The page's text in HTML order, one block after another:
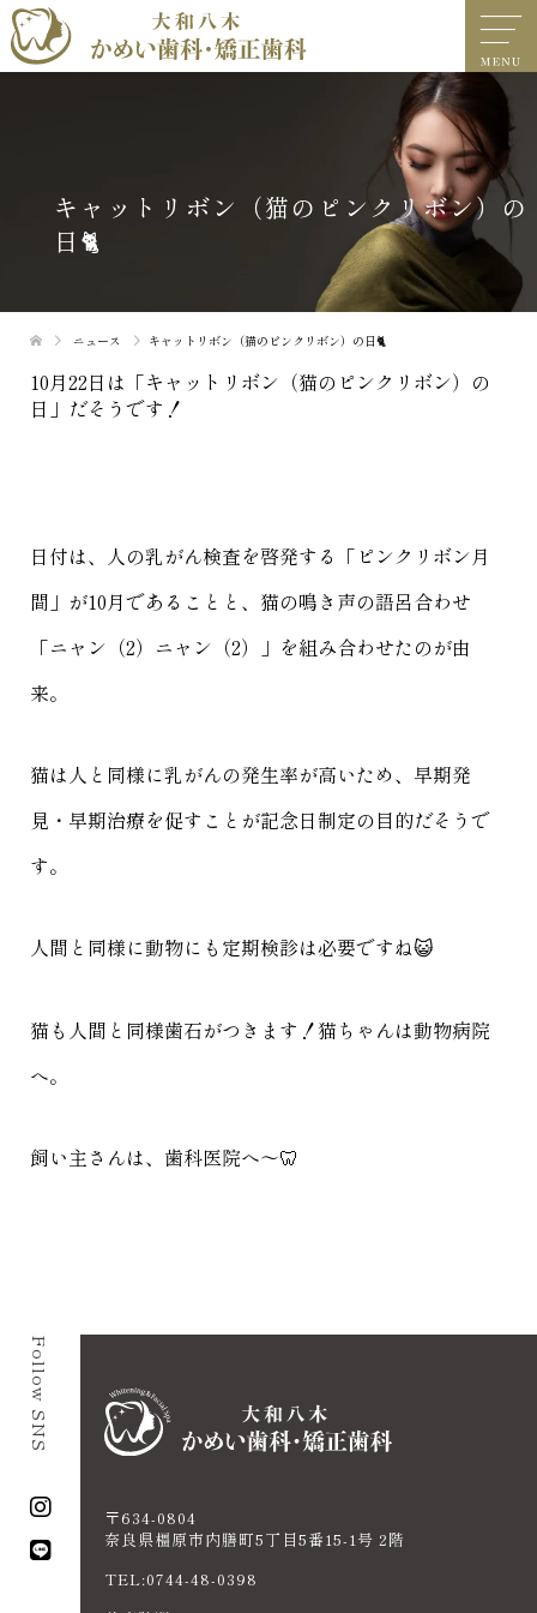
キャットリボン（猫のピンクリボン）の
日🐈
ニュース キャットリボン（猫のピンクリボン）の日🐈
10月22日は「キャットリボン（猫のピンクリボン）の
日」だそうです！
日付は、人の乳がん検査を啓発する「ピンクリボン月
間」が10月であることと、猫の鳴き声の語呂合わせ
「ニャン（2）ニャン（2）」を組み合わせたのが由
来。
猫は人と同様に乳がんの発生率が高いため、早期発
見・早期治療を促すことが記念日制定の目的だそうで
す。
人間と同様に動物にも定期検診は必要ですね😺
猫も人間と同様歯石がつきます！猫ちゃんは動物病院
へ。
飼い主さんは、歯科医院へ～🦷
Follow SNS
〒634-0804
奈良県橿原市内膳町5丁目5番15-1号 2階
TEL:0744-48-0398